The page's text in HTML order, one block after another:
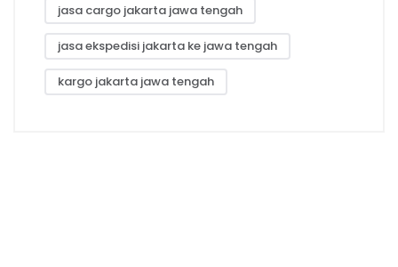
jasa cargo jakarta jawa tengah
jasa ekspedisi jakarta ke jawa tengah
kargo jakarta jawa tengah